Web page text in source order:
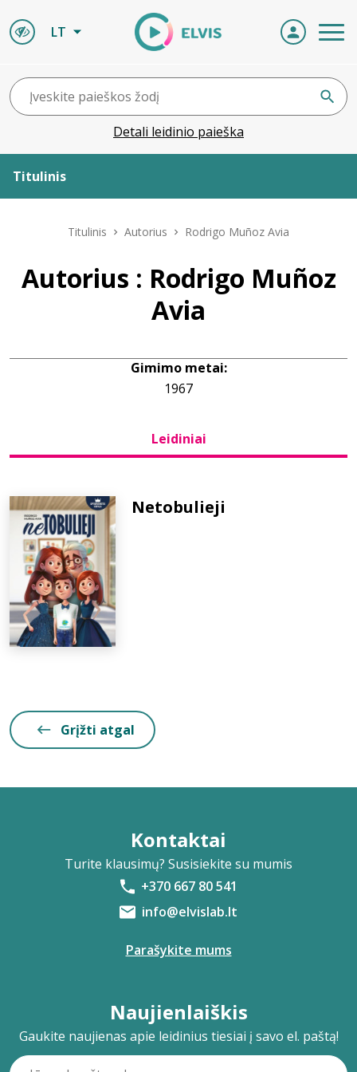
LT
Detali leidinio paieška
Titulinis
Leidiniai
Naujienos
Titulinis Autorius Rodrigo Muñoz Avia
Autorius : Rodrigo Muñoz
Avia
Gimimo metai:
1967
Leidiniai
Netobulieji
Grįžti atgal
Kontaktai
Turite klausimų? Susisiekite su mumis
+370 667 80 541
info@elvislab.lt
Parašykite mums
Naujienlaiškis
Gaukite naujienas apie leidinius tiesiai į savo el. paštą!